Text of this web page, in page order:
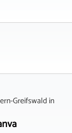
Greifswaldin